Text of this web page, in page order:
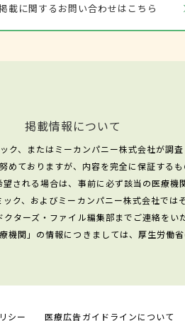
載に関するお問い合わせはこちら
掲載情報について
ク、またはミーカンパニー株式会社が調査
めておりますが、内容を完全に保証するも
される場合は、事前に必ず該当の医療機
ク、およびミーカンパニー株式会社では
ターズ・ファイル編集部までご連絡をい
関」の情報につきましては、厚生労働
シー 医療広告ガイドラインについて